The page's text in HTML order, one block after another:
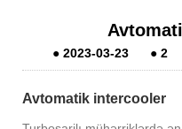
● 2023-03-23 ● 2
Avtomatik intercooler